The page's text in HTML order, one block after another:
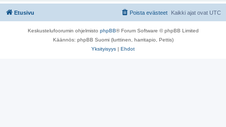
Etusivu Kaikki ajat ovat UTC
Poista evästeet
Keskustelufoorumin ohjelmisto phpBB® Forum Software © phpBB Limited
Käännös: phpBB Suomi (lurttinen, harritapio, Pettis)
Yksityisyys | Ehdot